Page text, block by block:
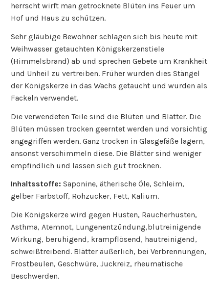
herrscht wirft man getrocknete Blüten ins Feuer um
Hof und Haus zu schützen.
Sehr gläubige Bewohner schlagen sich bis heute mit
Weihwasser getauchten Königskerzenstiele
(Himmelsbrand) ab und sprechen Gebete um Krankheit
und Unheil zu vertreiben. Früher wurden dies Stängel
der Königskerze in das Wachs getaucht und wurden als
Fackeln verwendet.
Die verwendeten Teile sind die Blüten und Blätter. Die
Blüten müssen trocken geerntet werden und vorsichtig
angegriffen werden. Ganz trocken in Glasgefäße lagern,
ansonst verschimmeln diese. Die Blätter sind weniger
empfindlich und lassen sich gut trocknen.
Inhaltsstoffe:Saponine, ätherische Öle, Schleim,
gelber Farbstoff, Rohzucker, Fett, Kalium.
Die Königskerze wird gegen Husten, Raucherhusten,
Asthma, Atemnot, Lungenentzündung,blutreinigende
Wirkung, beruhigend, krampflösend, hautreinigend,
schweißtreibend. Blätter äußerlich, bei Verbrennungen,
Frostbeulen, Geschwüre, Juckreiz, rheumatische
Beschwerden.